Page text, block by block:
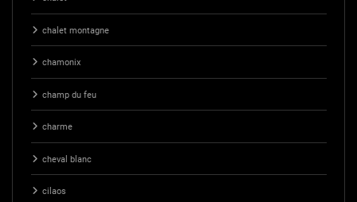
chalet montagne
chamonix
champ du feu
charme
cheval blanc
cilaos